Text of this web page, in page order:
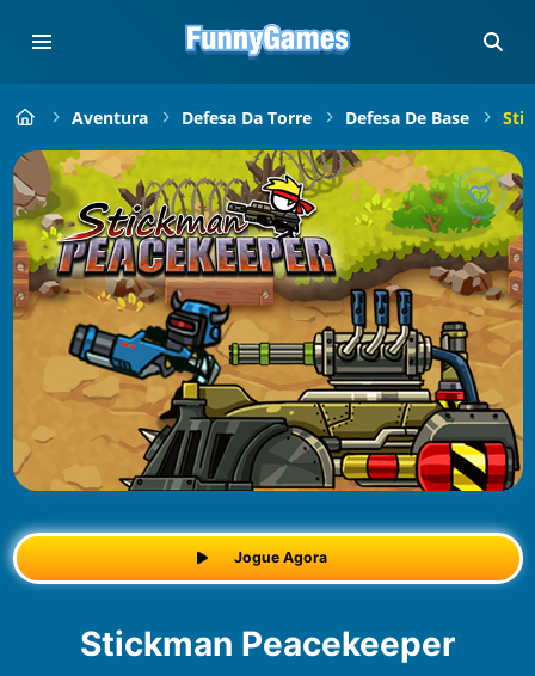
Aventura Defesa Da Torre Defesa De Base
Jogue Agora
Stickman Peacekeeper